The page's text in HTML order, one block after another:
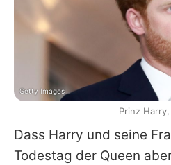
Dass Harry und seine
Todestag der Queen
Getty Images
Prinz